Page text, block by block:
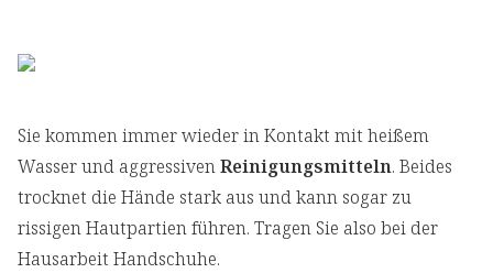
Sie kommen immer wieder in Kontakt mit heißem
Wasser und aggressivenReinigungsmitteln. Beides
trocknet die Hände stark aus und kann sogar zu
rissigen Hautpartien führen. Tragen Sie also bei der
Hausarbeit Handschuhe.